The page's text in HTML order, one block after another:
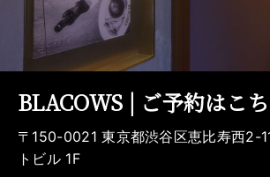
BLACOWS | ご予約はこ
〒150-0021 東京都渋谷区恵比寿西2-
トビル 1F